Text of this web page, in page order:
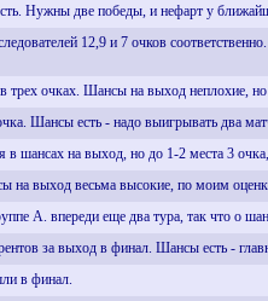
Нужны две победы, и нефарт у
12,9 и 7 очков
очках. Шансы на выход неплохие, но
Шансы есть - надо выигрывать два
в шансах на выход, но до 1-2 места 3
выход весьма высокие, по моим
А. впереди еще два тура, так что о
за выход в финал. Шансы есть -
в финал.